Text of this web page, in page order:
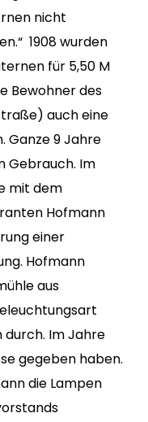
nicht
1908 wurden
für 5,50 M
Bewohner des
auch eine
Ganze 9 Jahre
Gebrauch. Im
mit dem
Hofmann
einer
Hofmann
aus
durch. Im Jahre
gegeben haben.
die Lampen